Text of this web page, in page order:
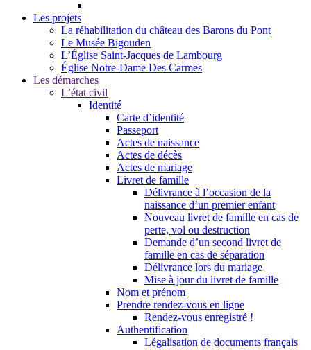
Les projets
La réhabilitation du château des Barons du Pont
Le Musée Bigouden
L’Église Saint-Jacques de Lambourg
Église Notre-Dame Des Carmes
Les démarches
L’état civil
Identité
Carte d’identité
Passeport
Actes de naissance
Actes de décès
Actes de mariage
Livret de famille
Délivrance à l’occasion de la
naissance d’un premier enfant
Nouveau livret de famille en cas de
perte, vol ou destruction
Demande d’un second livret de
famille en cas de séparation
Délivrance lors du mariage
Mise à jour du livret de famille
Nom et prénom
Prendre rendez-vous en ligne
Rendez-vous enregistré !
Authentification
Légalisation de documents français